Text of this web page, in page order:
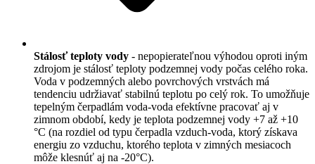
Stálosť teploty vody - nepopierateľnou výhodou oproti iným
zdrojom je stálosť teploty podzemnej vody počas celého roka.
Voda v podzemných alebo povrchových vrstvách má
tendenciu udržiavať stabilnú teplotu po celý rok. To umožňuje
tepelným čerpadlám voda-voda efektívne pracovať aj v
zimnom období, kedy je teplota podzemnej vody +7 až +10
°C (na rozdiel od typu čerpadla vzduch-voda, ktorý získava
energiu zo vzduchu, ktorého teplota v zimných mesiacoch
môže klesnúť aj na -20°C).